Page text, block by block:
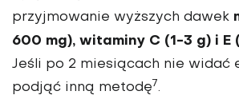
przyjmowanie wyższych dawek
600 mg), witaminy C (1-3 g) i
Jeśli po 2 miesiącach nie widać
podjąć inną metodę7.